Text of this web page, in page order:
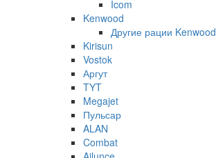
Icom
Kenwood
Другие рации Kenwood
Kirisun
Vostok
Аргут
TYT
Megajet
Пульсар
ALAN
Combat